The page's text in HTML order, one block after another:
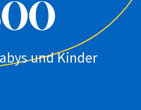
und Kinder